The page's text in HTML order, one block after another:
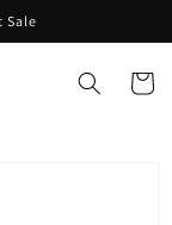
Sale
Carrito